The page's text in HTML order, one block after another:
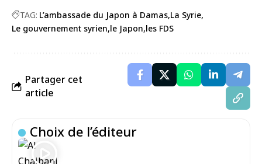
TAG: L’ambassade du Japon à Damas La Syrie
Le gouvernement syrien le Japon les FDS
Partager cet
article
Choix de l’éditeur